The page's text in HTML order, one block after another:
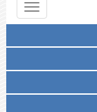
Toggle
navigation